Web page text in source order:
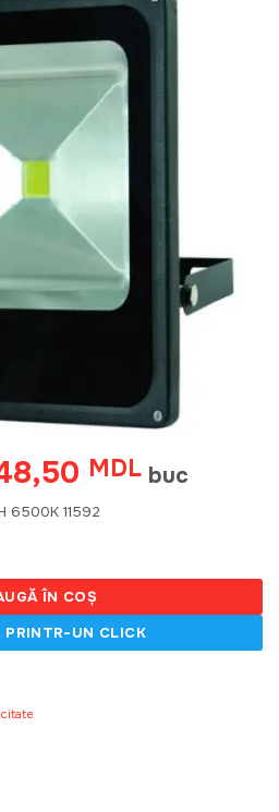
MDLPrețul
curent
buc
6500K 11592
ÎN COȘ